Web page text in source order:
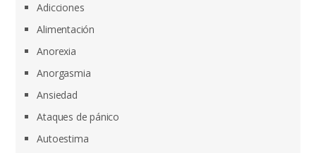
Adicciones
Alimentación
Anorexia
Anorgasmia
Ansiedad
Ataques de pánico
Autoestima